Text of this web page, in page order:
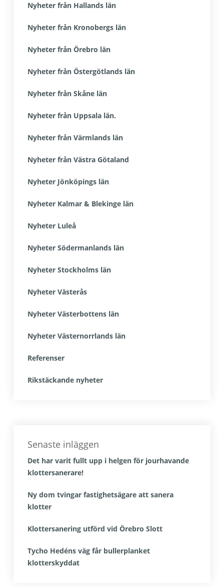
Nyheter från Hallands län
Nyheter från Kronobergs län
Nyheter från Örebro län
Nyheter från Östergötlands län
Nyheter från Skåne län
Nyheter från Uppsala län.
Nyheter från Värmlands län
Nyheter från Västra Götaland
Nyheter Jönköpings län
Nyheter Kalmar & Blekinge län
Nyheter Luleå
Nyheter Södermanlands län
Nyheter Stockholms län
Nyheter Västerås
Nyheter Västerbottens län
Nyheter Västernorrlands län
Referenser
Rikstäckande nyheter
Senaste inläggen
Det har varit fullt upp i helgen för jourhavande
klottersanerare!
Ny dom tvingar fastighetsägare att sanera
klotter
Klottersanering utförd vid Örebro Slott
Tycho Hedéns väg får bullerplanket
klotterskyddat